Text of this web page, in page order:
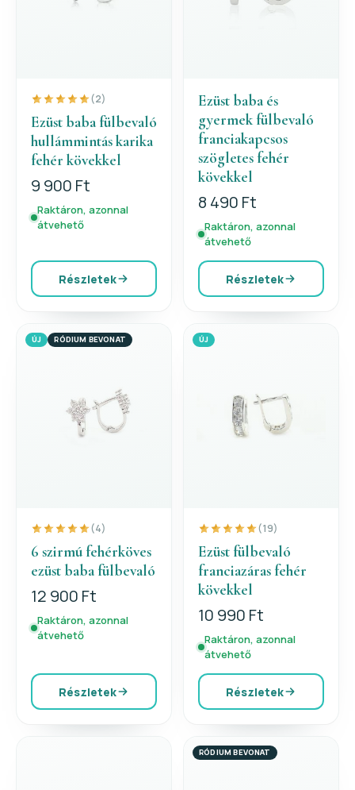
(2)
Ezüst baba fülbevaló
hullámmintás karika
fehér kövekkel
9 900 Ft
Raktáron, azonnal
átvehető
Részletek
Ezüst baba és
gyermek fülbevaló
franciakapcsos
szögletes fehér
kövekkel
8 490 Ft
Raktáron, azonnal
átvehető
Részletek
ÚJ RÓDIUM BEVONAT
(4)
6 szirmú fehérköves
ezüst baba fülbevaló
12 900 Ft
Raktáron, azonnal
átvehető
Részletek
ÚJ
(19)
Ezüst fülbevaló
franciazáras fehér
kövekkel
10 990 Ft
Raktáron, azonnal
átvehető
Részletek
RÓDIUM BEVONAT